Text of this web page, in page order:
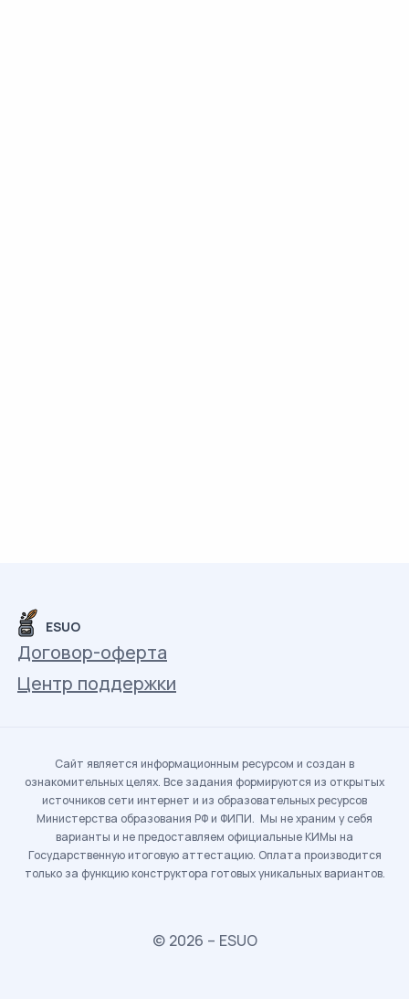
ESUO
Договор-оферта
Центр поддержки
Сайт является информационным ресурсом и создан в
ознакомительных целях. Все задания формируются из открытых
источников сети интернет и из образовательных ресурсов
Министерства образования РФ и ФИПИ. Мы не храним у себя
варианты и не предоставляем официальные КИМы на
Государственную итоговую аттестацию. Оплата производится
только за функцию конструктора готовых уникальных вариантов.
© 2026 – ESUO